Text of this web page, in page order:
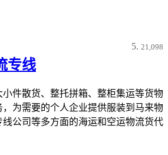
21,098
专线
件散货、整托拼箱、整柜集运等货物
为需要的个人企业提供服装到马来物
公司等多方面的海运和空运物流货代